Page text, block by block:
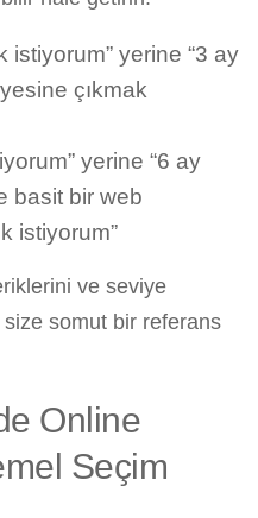
istiyorum” yerine “3 ay
çıkmak
yerine “6 ay
basit bir web
istiyorum”
ve seviye
somut bir referans
Online
Seçim